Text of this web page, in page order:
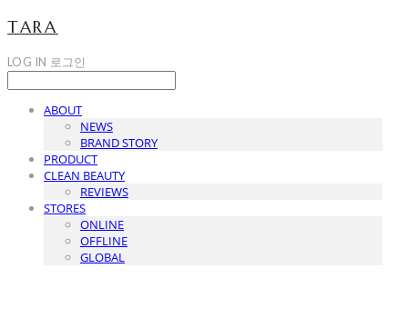
TARA
LOG IN 로그인
ABOUT
NEWS
BRAND STORY
PRODUCT
CLEAN BEAUTY
REVIEWS
STORES
ONLINE
OFFLINE
GLOBAL